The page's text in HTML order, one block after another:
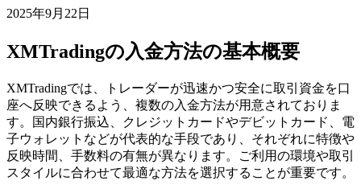
2025年9月22日
XMTradingの入金方法の基本概要
XMTradingでは、トレーダーが迅速かつ安全に取引資金を口
座へ反映できるよう、複数の入金方法が用意されておりま
す。国内銀行振込、クレジットカードやデビットカード、電
子ウォレットなどが代表的な手段であり、それぞれに特徴や
反映時間、手数料の有無が異なります。ご利用の環境や取引
スタイルに合わせて最適な方法を選択することが重要です。